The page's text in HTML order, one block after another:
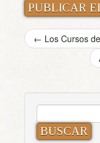
← Los Cursos
BUSCAR: